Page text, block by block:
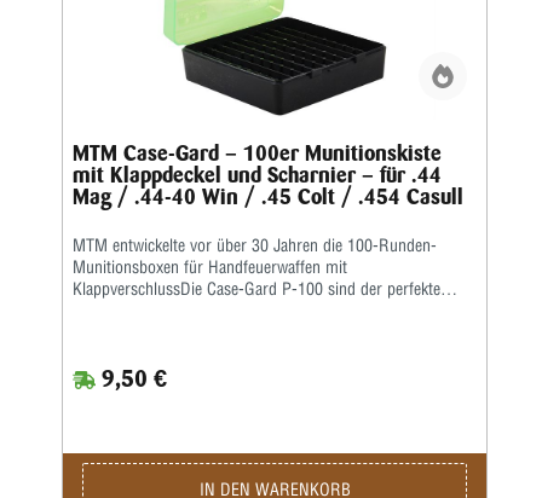
MTM Case-Gard – 100er Munitionskiste
mit Klappdeckel und Scharnier – für .44
Mag / .44-40 Win / .45 Colt / .454 Casull
MTM entwickelte vor über 30 Jahren die 100-Runden-
Munitionsboxen für Handfeuerwaffen mit
KlappverschlussDie Case-Gard P-100 sind der perfekte
griffige, abriebfeste Strukturoberfläche und sind stapelbar.
Auf den Snap-Lock-Verschluss und das mechanische
Unterseite jeder Box aufgeführt • Ladungsetikett im
Lieferumfang enthalten • Farbe: Grünklar
9,50 €
IN DEN WARENKORB